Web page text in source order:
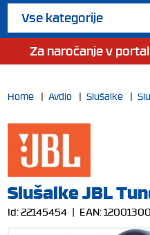
Vse kategorije
Za naročanje v
Home | Avdio | Slušalke |
Slušalke JBL
Id:22145454 | EAN: